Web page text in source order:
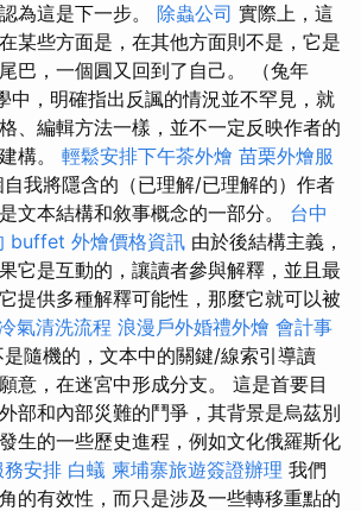
為這是下一步。 除蟲公司 實際上，這
某些方面是，在其他方面則不是，它是
巴，一個圓又回到了自己。 （兔年
中，明確指出反諷的情況並不罕見，就
、編輯方法一樣，並不一定反映作者的
構。 輕鬆安排下午茶外燴 苗栗外燴服
我將隱含的（已理解/已理解的）作者
文本結構和敘事概念的一部分。 台中
buffet 外燴價格資訊 由於後結構主義，
它是互動的，讓讀者參與解釋，並且最
提供多種解釋可能性，那麼它就可以被
氣清洗流程 浪漫戶外婚禮外燴 會計事
隨機的，文本中的關鍵/線索引導讀
意，在迷宮中形成分支。 這是首要目
部和內部災難的鬥爭，其背景是烏茲別
生的一些歷史進程，例如文化俄羅斯化
安排 白蟻 柬埔寨旅遊簽證辦理 我們
的有效性，而只是涉及一些轉移重點的